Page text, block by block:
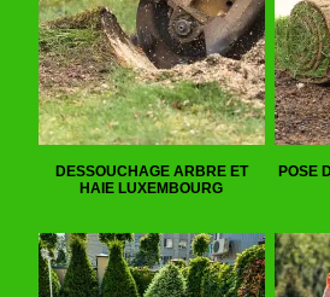
DESSOUCHAGE ARBRE ET
HAIE LUXEMBOURG
POSE